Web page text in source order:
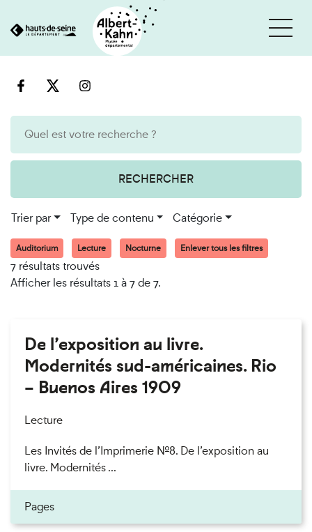
au
RECHERCHER
Trier par Type de contenu Catégorie
Auditorium Lecture Nocturne Enlever tous les filtres
7 résultats trouvés
Afficher les résultats 1 à 7 de 7.
De l’exposition au livre.
Modernités sud-américaines. Rio
– Buenos Aires 1909
Lecture
Les Invités de l’Imprimerie n°8. De l’exposition au
livre. Modernités ...
Pages
Cookies et traceurs utilisés sur ce site